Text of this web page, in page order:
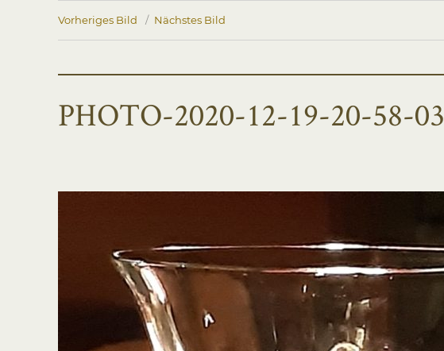
Vorheriges Bild Nächstes Bild
PHOTO-2020-12-19-20-58-03